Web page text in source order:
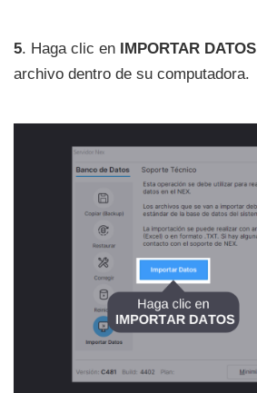
5. Haga clic en IMPORTAR DATOS
archivo dentro de su computadora.